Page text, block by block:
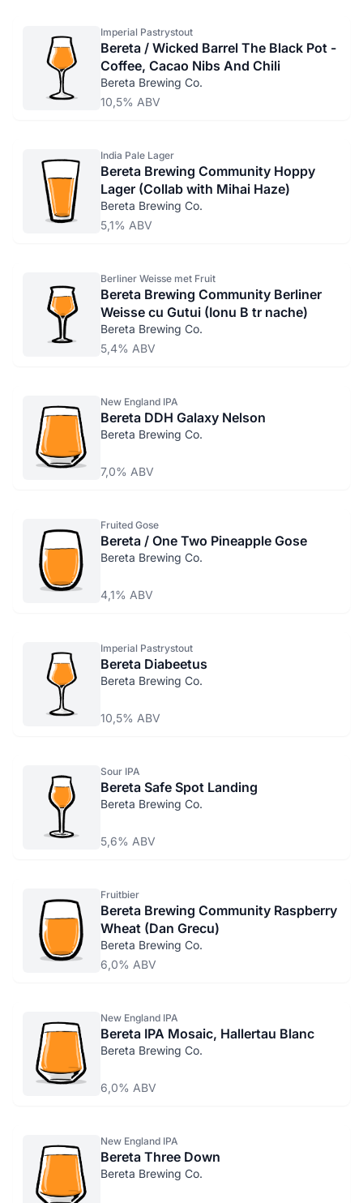
Imperial Pastrystout
Bereta / Wicked Barrel The Black Pot -
Coffee, Cacao Nibs And Chili
Bereta Brewing Co.
10,5% ABV
India Pale Lager
Bereta Brewing Community Hoppy
Lager (Collab with Mihai Haze)
Bereta Brewing Co.
5,1% ABV
Berliner Weisse met Fruit
Bereta Brewing Community Berliner
Weisse cu Gutui (Ionu B tr nache)
Bereta Brewing Co.
5,4% ABV
New England IPA
Bereta DDH Galaxy Nelson
Bereta Brewing Co.
7,0% ABV
Fruited Gose
Bereta / One Two Pineapple Gose
Bereta Brewing Co.
4,1% ABV
Imperial Pastrystout
Bereta Diabeetus
Bereta Brewing Co.
10,5% ABV
Sour IPA
Bereta Safe Spot Landing
Bereta Brewing Co.
5,6% ABV
Fruitbier
Bereta Brewing Community Raspberry
Wheat (Dan Grecu)
Bereta Brewing Co.
6,0% ABV
New England IPA
Bereta IPA Mosaic, Hallertau Blanc
Bereta Brewing Co.
6,0% ABV
New England IPA
Bereta Three Down
Bereta Brewing Co.